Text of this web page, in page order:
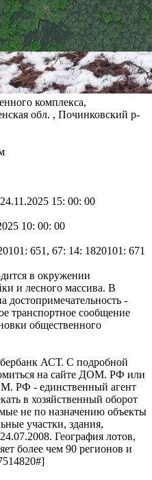
комплекса,
обл. , Починковский р-
15: 00: 00
10: 00: 00
651, 67: 14: 1820101: 671
в окружении
и лесного массива. В
достопримечательность -
транспортное сообщение
общественного
АСТ. С подробной
на сайте ДОМ. РФ или
РФ - единственный агент
в хозяйственный оборот
не по назначению объекты
участки, здания,
География лотов,
более чем 90 регионов и